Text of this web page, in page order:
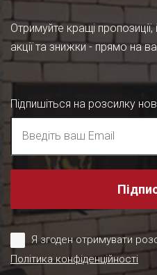
Отримуйте кращі
акції та знижки - прямо на
Підпишіться на розсилку
Я згоден отримувати
Політика конфіденційності